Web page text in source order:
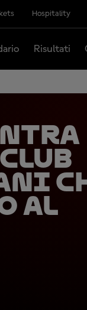
Hospitality
Risultati
al